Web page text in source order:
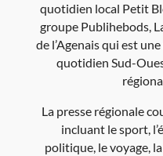
quotidien local Petit
groupe Publihebods,
de l’Agenais qui est
quotidien Sud-
La presse régionale
incluant le sport,
politique, le voyage,